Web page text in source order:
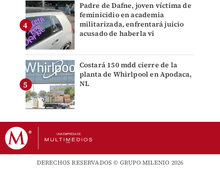
Padre de Dafne, joven víctima de
feminicidio en academia
militarizada, enfrentará juicio
acusado de haberla vi
Costará 150 mdd cierre de la
planta de Whirlpool en Apodaca,
NL
DERECHOS RESERVADOS © GRUPO MILENIO 2026